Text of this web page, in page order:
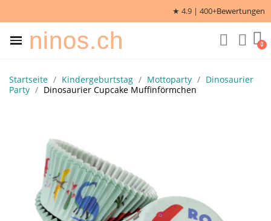
★ 4.9 | 400+Bewertungen
ninos.ch
Startseite Kindergeburtstag Mottoparty
Dinosaurier
Party
Dinosaurier Cupcake Muffinförmchen